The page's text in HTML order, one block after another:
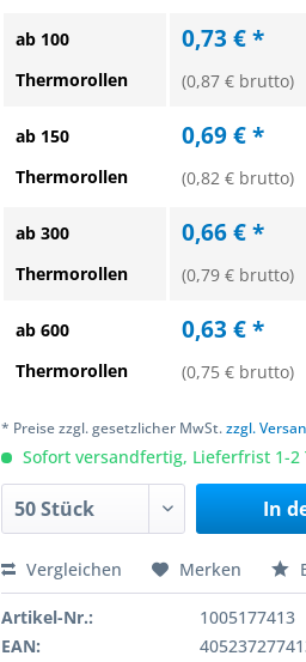
ab 100
Thermorollen
0,73 € *
(0,87 € brutto)
ab 150
Thermorollen
0,69 € *
(0,82 € brutto)
ab 300
Thermorollen
0,66 € *
(0,79 € brutto)
ab 600
Thermorollen
0,63 € *
(0,75 € brutto)
* Preise zzgl. gesetzlicher MwSt.zzgl.
Sofort versandfertig, Lieferfrist 1-2
In
Vergleichen Merken
Artikel-Nr.:
1005177413
EAN: